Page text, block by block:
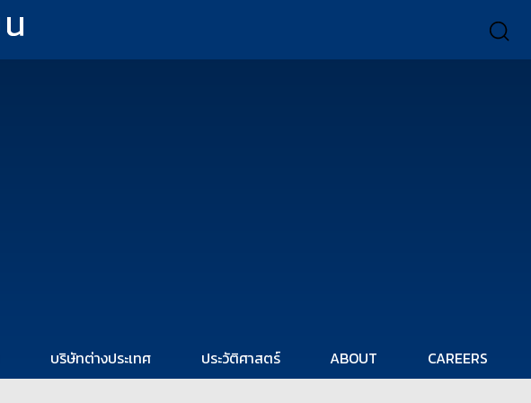
บริษัทต่างประเทศ ประวัติศาสตร์ ABOUT CAREERS